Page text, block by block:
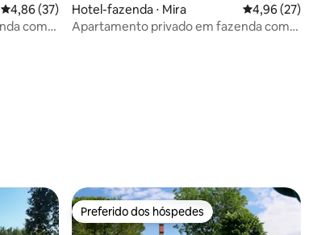
4,86 de uma avaliação média de 5, 37 avaliações
4,86 (37)
com
Hotel-fazenda ⋅ Mira 4,96 de
4,96 (27)
Apartamento privado em fazenda com
hóspedes Preferido dos hóspedes
Preferido dos hóspedes